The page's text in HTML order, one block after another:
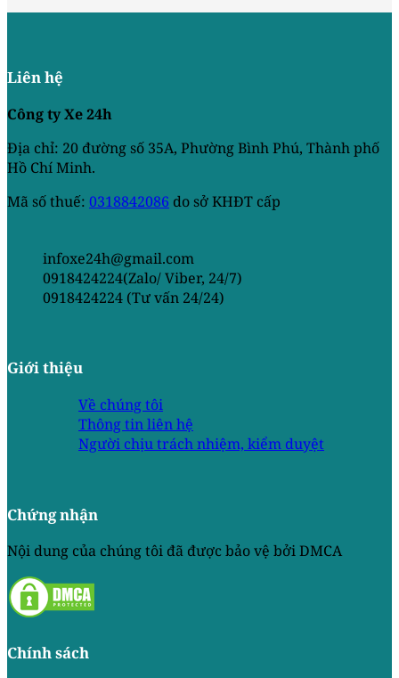
Liên hệ
Công ty Xe 24h
Địa chỉ: 20 đường số 35A, Phường Bình Phú, Thành phố
Hồ Chí Minh.
Mã số thuế: 0318842086 do sở KHĐT cấp
infoxe24h@gmail.com
0918424224(Zalo/ Viber, 24/7)
0918424224 (Tư vấn 24/24)
Giới thiệu
Về chúng tôi
Thông tin liên hệ
Người chịu trách nhiệm, kiểm duyệt
Chứng nhận
Nội dung của chúng tôi đã được bảo vệ bởi DMCA
Chính sách